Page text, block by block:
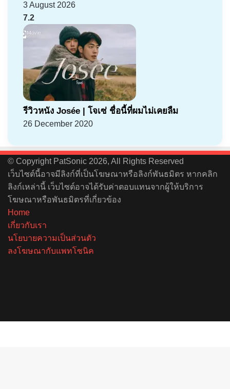
3 August 2026
7.2
รีวิวหนัง Josée | โจเซ่ ชื่อนี้ที่ผมไม่เคยลืม
26 December 2020
© Copyright PatSonic 2026, All Rights Reserved
เว็บไซต์นี้อาจมีลิงก์ที่เป็นโฆษณาหรือลิงก์พันธมิตร หากคลิก
ลิงก์เหล่านี้ เว็บไซต์อาจได้รับค่าตอบแทนจากผู้ให้บริการ
โฆษณาหรือพันธมิตรที่เกี่ยวข้อง
Home
เกี่ยวกับเรา
นโยบายความเป็นส่วนตัว
ลงโฆษณากับแพทโซนิค